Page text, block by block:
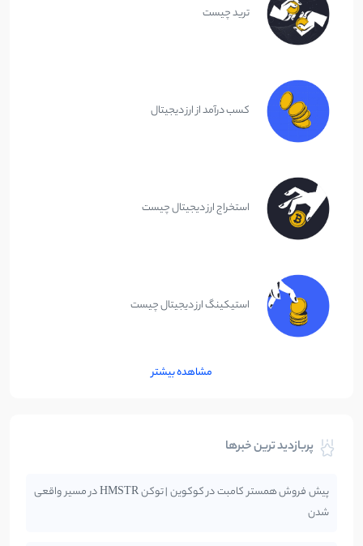
ترید چیست
کسب درآمد از ارز دیجیتال
استخراج ارز دیجیتال چیست
استیکینگ ارز دیجیتال چیست
مشاهده بیشتر
پربازدید ترین خبرها
پیش فروش همستر کامبت در کوکوین | توکن HMSTR در مسیر واقعی
شدن